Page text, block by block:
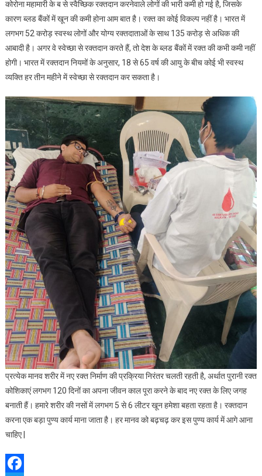
कोरोना महामारी के ब से स्वैच्छिक रक्तदान करनेवाले लोगों की भारी कमी हो गई है, जिसके
कारण ब्लड बैंकों में खून की कमी होना आम बात है। रक्त का कोई विकल्प नहीं है। भारत में
लगभग 52 करोड़ स्वस्थ लोगों और योग्य रक्तदाताओं के साथ 135 करोड़ से अधिक की
आबादी है। अगर वे स्वेच्छा से रक्तदान करते हैं, तो देश के ब्लड बैंकों में रक्त की कभी कमी नहीं
होगी। भारत में रक्तदान नियमों के अनुसार, 18 से 65 वर्ष की आयु के बीच कोई भी स्वस्थ
व्यक्ति हर तीन महीने में स्वेच्छा से रक्तदान कर सकता है।
प्रत्येक मानव शरीर में नए रक्त निर्माण की प्रक्रिया निरंतर चलती रहती है, अर्थात पुरानी रक्त
कोशिकाएं लगभग 120 दिनों का अपना जीवन काल पूरा करने के बाद नए रक्त के लिए जगह
बनाती हैं। हमारे शरीर की नसों में लगभग 5 से 6 लीटर खून हमेशा बहता रहता है। रक्तदान
करना एक बड़ा पुण्य कार्य माना जाता है। हर मानव को बढ़चढ़ कर इस पुण्य कार्य में आगे आना
चाहिए |